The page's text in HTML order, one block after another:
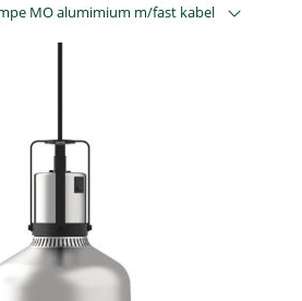
MO alumimium m/fast kabel